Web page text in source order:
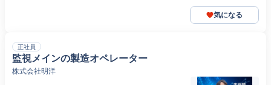
気になる
正社員
監視メインの製造オペレーター
株式会社明洋